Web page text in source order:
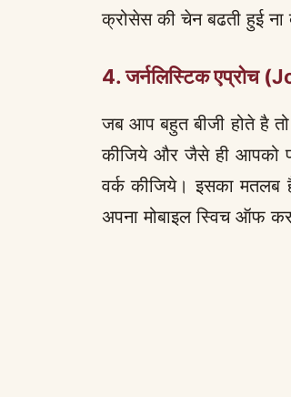
क्रोसेस की चेन बढती हुई
4. जर्नलिस्टिकएप्रोच
जब आप बहुत बीजी होते है
कीजिये और जैसे ही आपको
वर्क कीजिये। इसका
अपना मोबाइल स्विच ऑफ